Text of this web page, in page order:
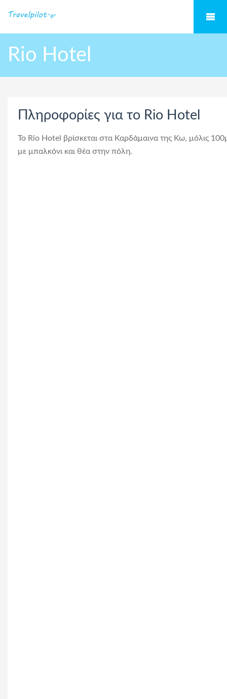
Rio Hotel
Πληροφορίες για το Rio Hotel
Το Rio Hotel βρίσκεται στα Καρδάμαινα της Κω, μόλις
με μπαλκόνι και θέα στην πόλη.